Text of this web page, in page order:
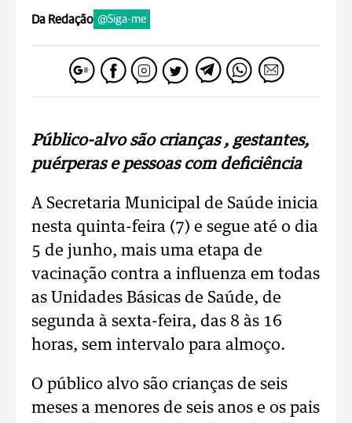
Da Redação @Siga-me
Público-alvo são crianças , gestantes,
puérperas e pessoas com deficiência
A Secretaria Municipal de Saúde inicia
nesta quinta-feira (7) e segue até o dia
5 de junho, mais uma etapa de
vacinação contra a influenza em todas
as Unidades Básicas de Saúde, de
segunda à sexta-feira, das 8 às 16
horas, sem intervalo para almoço.
O público alvo são crianças de seis
meses a menores de seis anos e os pais